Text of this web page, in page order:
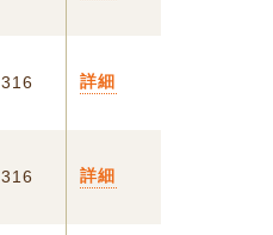
316 詳細
316 詳細